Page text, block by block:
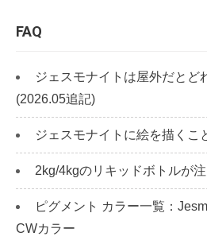
FAQ
ジェスモナイトは屋外だとど
(2026.05追記)
ジェスモナイトに絵を描くこ
2kg/4kgのリキッドボトルが
ピグメント カラー一覧：
CWカラー